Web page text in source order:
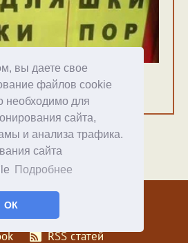
вы даете свое
файлов cookie
необходимо для
сайта,
и анализа трафика.
сайта
Подробнее
ОК
мягких флуктуаций
RSS статей